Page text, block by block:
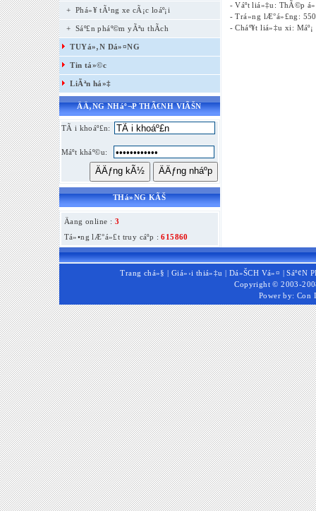
+ Phá»¥ tÃ¹ng xe cÃ¡c loáº¡i
+ Sáº£n pháº©m yÃªu thÃ­ch
TUYá»‚N Dá»¤NG
Tin tá»©c
LiÃªn há»‡
ÄÄ‚NG NHáº¬P THÃ€NH VIÃŠN
TÃ i khoáº£n:
Máº­t kháº©u:
THá»NG KÃŠ
Äang online : 3
Tá»•ng lÆ°á»£t truy cáº­p :615860
- Váº­t liá»‡u: ThÃ©p
- Trá»ng lÆ°á»£ng:
- Cháº¥t liá»‡u xi: Máº¡
Trang chá»§ |Giá»›i thiá»‡u | Dá»ŠCH Vá»¤ |Sáº¢N
Copyright © 2003-
Power by: Con